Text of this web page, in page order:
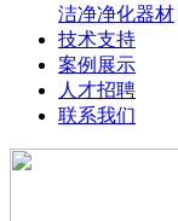
洁净净化器材
技术支持
案例展示
人才招聘
联系我们